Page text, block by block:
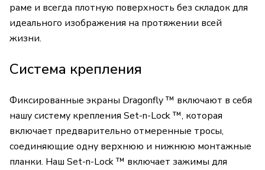
раме и всегда плотную поверхность без складок для
идеального изображения на протяжении всей
жизни.
Система крепления
Фиксированные экраны Dragonfly ™ включают в себя
нашу систему крепления Set-n-Lock ™, которая
включает предварительно отмеренные тросы,
соединяющие одну верхнюю и нижнюю монтажные
планки. Наш Set-n-Lock ™ включает зажимы для